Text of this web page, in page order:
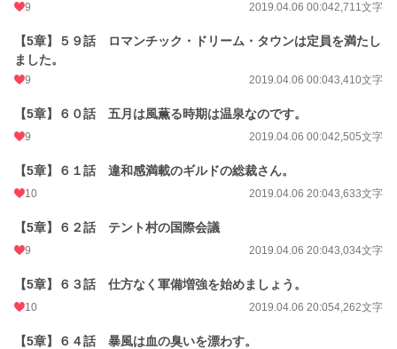
9 2019.04.06 00:042,711文字
【5章】５９話 ロマンチック・ドリーム・タウンは定員を満たし
ました。
9 2019.04.06 00:043,410文字
【5章】６０話 五月は風薫る時期は温泉なのです。
9 2019.04.06 00:042,505文字
【5章】６１話 違和感満載のギルドの総裁さん。
10 2019.04.06 20:043,633文字
【5章】６２話 テント村の国際会議
9 2019.04.06 20:043,034文字
【5章】６３話 仕方なく軍備増強を始めましょう。
10 2019.04.06 20:054,262文字
【5章】６４話 暴風は血の臭いを漂わす。